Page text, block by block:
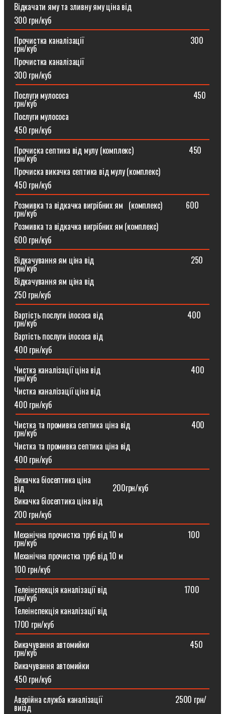
Відкачати яму та зливну яму ціна від
300 грн/куб
Прочистка каналізації⠀⠀⠀⠀⠀⠀⠀⠀⠀⠀⠀⠀⠀⠀⠀⠀⠀⠀300
грн/куб
Прочистка каналізації
300 грн/куб
Послуги мулососа⠀⠀⠀⠀⠀⠀⠀⠀⠀⠀⠀⠀⠀⠀⠀⠀⠀⠀⠀⠀⠀450
грн/куб
Послуги мулососа
450 грн/куб
Прочиска септика від мулу (комплекс) ⠀⠀⠀⠀⠀⠀⠀⠀⠀450
грн/куб
Прочиска викачка септика від мулу (комплекс)
450 грн/куб
Розмивка та відкачка вигрібних ям⠀(комплекс)⠀⠀⠀⠀600
грн/куб
Розмивка та відкачка вигрібних ям (комплекс)⠀
600 грн/куб
Відкачування ям ціна від ⠀⠀⠀⠀⠀⠀⠀⠀⠀⠀⠀⠀⠀⠀⠀⠀250
грн/куб
Відкачування ям ціна від
250 грн/куб
Вартість послуги ілососа від ⠀⠀⠀⠀⠀⠀⠀⠀⠀⠀⠀⠀⠀⠀400
грн/куб
Вартість послуги ілососа від
400 грн/куб
Чистка каналізації ціна від ⠀⠀⠀⠀⠀⠀⠀⠀⠀⠀⠀⠀⠀⠀⠀400
грн/куб
Чистка каналізації ціна від
400 грн/куб
Чистка та промивка септика ціна від ⠀⠀⠀⠀⠀⠀⠀⠀⠀⠀400
грн/куб
Чистка та промивка септика ціна від
400 грн/куб
Викачка біосептика ціна
від⠀⠀⠀⠀⠀⠀⠀⠀⠀⠀⠀⠀⠀⠀⠀200грн/куб
Викачка біосептика ціна від
200 грн/куб
Механічна прочистка труб від 10 м⠀⠀⠀⠀⠀⠀⠀⠀⠀⠀⠀100
грн/куб
Механічна прочистка труб від 10 м
100 грн/куб
Телеінспекція каналізації від⠀⠀⠀⠀⠀⠀⠀⠀⠀⠀⠀⠀⠀1700
грн/куб
Телеінспекція каналізації від
1700 грн/куб
Викачування автомийки⠀⠀⠀⠀⠀⠀⠀⠀⠀⠀⠀⠀⠀⠀⠀⠀⠀450
грн/куб
Викачування автомийки
450 грн/куб
Аварійна служба каналізації ⠀⠀⠀⠀⠀⠀⠀⠀⠀⠀⠀⠀2500 грн/
виїзд